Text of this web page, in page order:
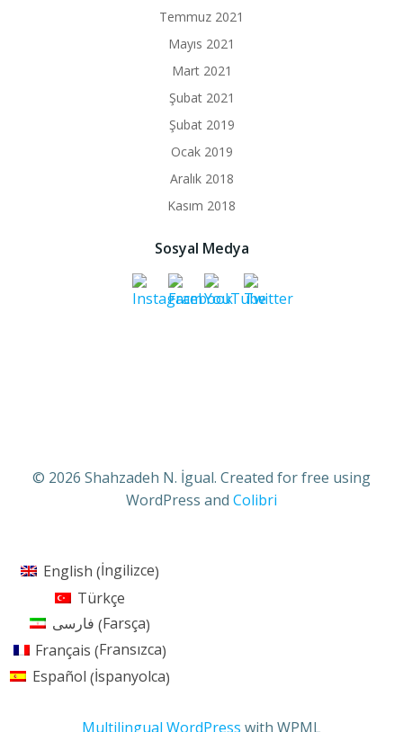
Temmuz 2021
Mayıs 2021
Mart 2021
Şubat 2021
Şubat 2019
Ocak 2019
Aralık 2018
Kasım 2018
Sosyal Medya
© 2026 Shahzadeh N. İgual. Created for free using
WordPress and Colibri
English (İngilizce)
Türkçe
فارسی (Farsça)
Français (Fransızca)
Español (İspanyolca)
Multilingual WordPress with WPML